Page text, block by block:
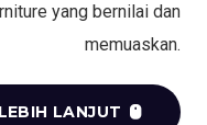
yang bernilai dan
memuaskan.
LANJUT